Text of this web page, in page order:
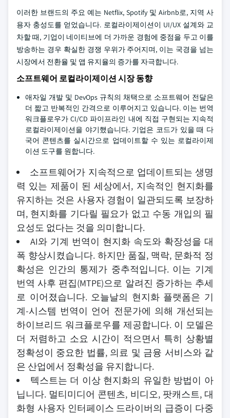
이러한 브랜드의 주요 예는 Netflix, Spotify 및 Airbnb로, 지역 사
용자 충성도를 얻었습니다. 로컬라이제이션이 UI/UX 설계와 교
차할 때, 기업이 네이티브에 더 가까운 경험에 중점을 두고 이를
방송하는 경우 확실한 경쟁 우위가 주어지며, 이는 국경을 넘는
시장에서 전환율 및 앱 유지율의 증가를 자극합니다.
소프트웨어 로컬라이제이션 시장 동향
애자일 개발 및 DevOps 규칙의 채택으로 소프트웨어 전달은
더 짧고 반복적인 간격으로 이루어지고 있습니다. 이는 번역
워크플로우가 CI/CD 파이프라인 내에 직접 구현되는 지속적
로컬라이제이션을 야기했습니다. 기업은 코드가 있을 때 다
국어 콘텐츠를 실시간으로 업데이트할 수 있는 로컬라이제
이션 도구를 원합니다.
소프트웨어가 지속적으로 업데이트되는 생명
력 있는 제품이 된 세상에서, 지속적인 현지화를
유지하는 것은 사용자 경험이 일관되도록 보장하
며, 현지화를 기다릴 필요가 없고 수동 개입의 필
요성도 없다는 것을 의미합니다.
AI와 기계 번역이 현지화 속도와 확장성을 대
폭 향상시켰습니다. 하지만 품질, 맥락, 문화적 정
확성은 인간의 통제가 중추적입니다. 이는 기계
번역 사후 편집(MTPE)으로 알려진 증가하는 추세
로 이어졌습니다. 오늘날의 현지화 플랫폼은 기
계-시스템 번역이 언어 전문가에 의해 개선되는
하이브리드 워크플로우를 제공합니다. 이 모델은
더 저렴하고 소요 시간이 적으면서 특히 상황별
정확성이 중요한 법률, 의료 및 금융 서비스와 같
은 산업에서 정확성을 유지합니다.
텍스트는 더 이상 현지화의 유일한 방법이 아
닙니다. 멀티미디어 콘텐츠, 비디오, 팟캐스트, 대
화형 사용자 인터페이스 드라이버의 급증이 다중